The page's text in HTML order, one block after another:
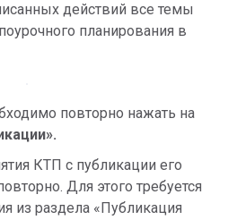
действий все темы
планирования в
повторно нажать на
КТП с публикации его
Для этого требуется
из раздела «Публикация